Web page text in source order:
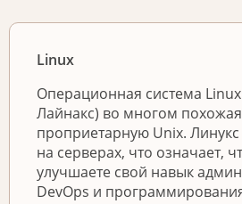
Linux
Операционная система
Лайнакс) во многом
проприетарную Unix.
на серверах, что означает,
улучшаете свой навык
DevOps и